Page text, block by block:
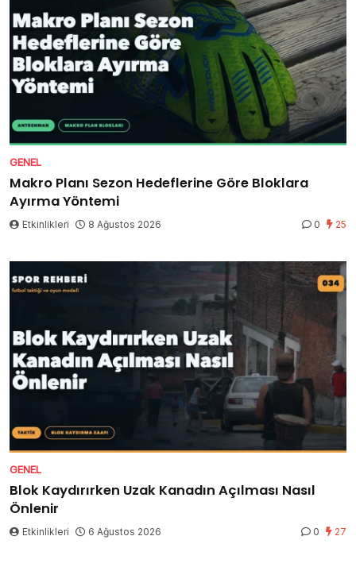
GENEL
Makro Planı Sezon Hedeflerine Göre Bloklara
Ayırma Yöntemi
Etkinlikleri 8 Ağustos 2026 0 25
GENEL
Blok Kaydırırken Uzak Kanadın Açılması Nasıl
Önlenir
Etkinlikleri 6 Ağustos 2026 0 27